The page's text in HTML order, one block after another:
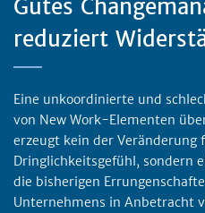
Gutes
reduziert
Eine unkoordinierte und
von New Work-Elementen
erzeugt kein der Veränderung
Dringlichkeitsgefühl, sondern
die bisherigen
Unternehmens in Anbetracht